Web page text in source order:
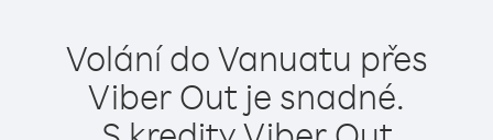
Volání do Vanuatu přes
Viber Out je snadné.